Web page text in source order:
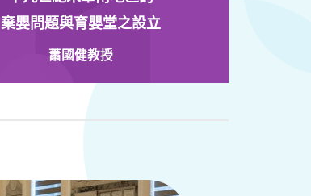
棄嬰問題與育嬰堂之設立
蕭國健教授